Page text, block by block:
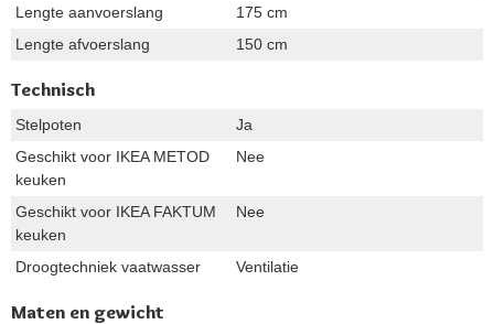
Lengte aanvoerslang
175 cm
Lengte afvoerslang
150 cm
Technisch
Stelpoten
Ja
Geschikt voor IKEA METOD
keuken
Nee
Geschikt voor IKEA FAKTUM
keuken
Nee
Droogtechniek vaatwasser Ventilatie
Maten en gewicht